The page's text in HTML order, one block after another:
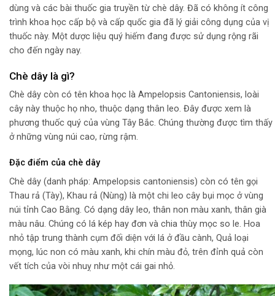
dùng và các bài thuốc gia truyền từ chè dây. Đã có không ít công
trình khoa học cấp bộ và cấp quốc gia đã lý giải công dụng của vị
thuốc này. Một dược liệu quý hiếm đang được sử dụng rộng rãi
cho đến ngày nay.
Chè dây là gì?
Chè dây còn có tên khoa học là Ampelopsis Cantoniensis, loài
cây này thuộc họ nho, thuộc dạng thân leo. Đây được xem là
phương thuốc quý của vùng Tây Bắc. Chúng thường được tìm thấy
ở những vùng núi cao, rừng rậm.
Đặc điểm của chè dây
Chè dây (danh pháp: Ampelopsis cantoniensis) còn có tên gọi
Thau rả (Tày), Khau rả (Nùng) là một chi leo cây bụi mọc ở vùng
núi tỉnh Cao Bằng. Có dạng dây leo, thân non màu xanh, thân già
màu nâu. Chúng có lá kép hay đơn và chia thùy mọc so le. Hoa
nhỏ tập trung thành cụm đối diện với lá ở đầu cành, Quả loại
mọng, lúc non có màu xanh, khi chín màu đỏ, trên đỉnh quả còn
vết tích của vòi nhuỵ như một cái gai nhỏ.